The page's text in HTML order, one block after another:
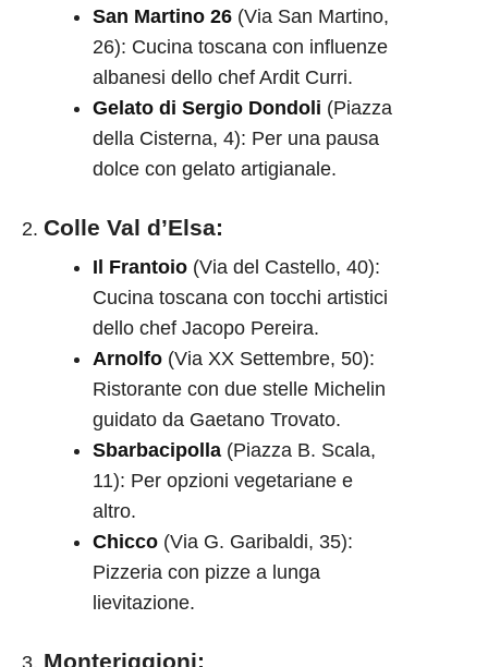
San Martino 26 (Via San Martino,
26): Cucina toscana con influenze
albanesi dello chef Ardit Curri.
Gelato di Sergio Dondoli (Piazza
della Cisterna, 4): Per una pausa
dolce con gelato artigianale.
Colle Val d’Elsa:
Il Frantoio (Via del Castello, 40):
Cucina toscana con tocchi artistici
dello chef Jacopo Pereira.
Arnolfo (Via XX Settembre, 50):
Ristorante con due stelle Michelin
guidato da Gaetano Trovato.
Sbarbacipolla (Piazza B. Scala,
11): Per opzioni vegetariane e
altro.
Chicco (Via G. Garibaldi, 35):
Pizzeria con pizze a lunga
lievitazione.
Monteriggioni: